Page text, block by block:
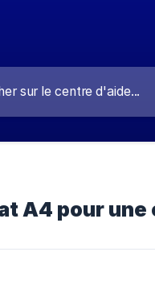
A4 pour